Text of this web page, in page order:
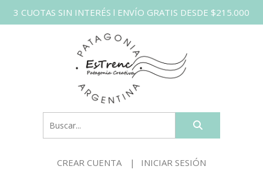
3 CUOTAS SIN INTERÉS l ENVÍO GRATIS DESDE $215.000
CREAR CUENTA INICIAR SESIÓN